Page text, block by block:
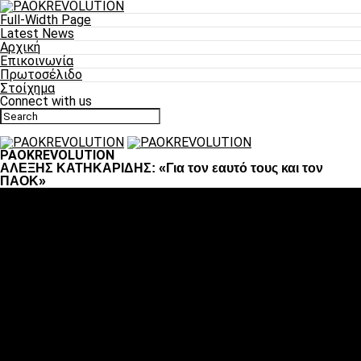
Full-Width Page
Latest News
Αρχική
Επικοινωνία
Πρωτοσέλιδο
Στοίχημα
Connect with us
PAOKREVOLUTION
ΑΛΕΞΗΣ ΚΑΤΗΚΑΡΙΔΗΣ: «Για τον εαυτό τους και τον
ΠΑΟΚ»